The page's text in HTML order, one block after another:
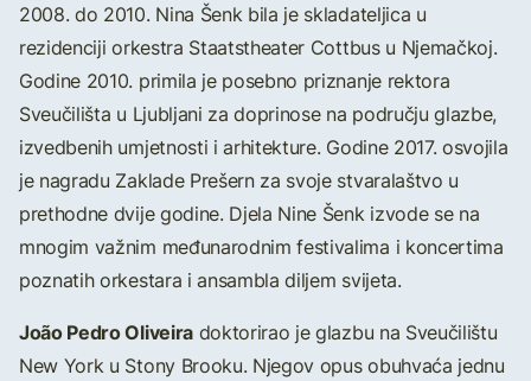
2008. do 2010. Nina Šenk bila je skladateljica u
rezidenciji orkestra Staatstheater Cottbus u Njemačkoj.
Godine 2010. primila je posebno priznanje rektora
Sveučilišta u Ljubljani za doprinose na području glazbe,
izvedbenih umjetnosti i arhitekture. Godine 2017. osvojila
je nagradu Zaklade Prešern za svoje stvaralaštvo u
prethodne dvije godine. Djela Nine Šenk izvode se na
mnogim važnim međunarodnim festivalima i koncertima
poznatih orkestara i ansambla diljem svijeta.
João Pedro Oliveiradoktorirao je glazbu na Sveučilištu
New York u Stony Brooku. Njegov opus obuhvaća jednu